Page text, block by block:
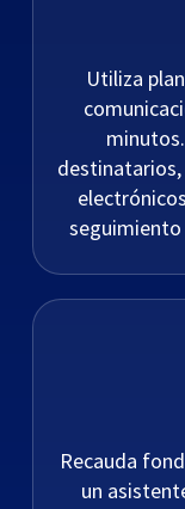
Utiliza
Recauda
un